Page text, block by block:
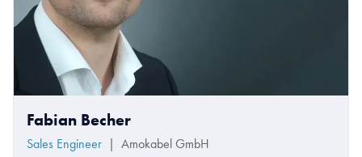
Fabian Becher
Sales Engineer | Amokabel GmbH